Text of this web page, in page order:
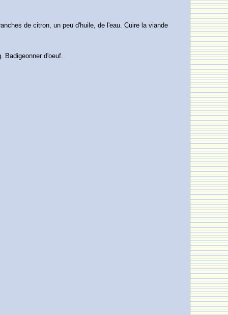
de citron, un peu d'huile, de l'eau. Cuire la viande
Badigeonner d'oeuf.